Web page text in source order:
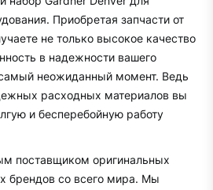
Приобретая запчасти от
не только высокое качество
в надежности вашего
неожиданный момент. Ведь
расходных материалов вы
и бесперебойную работу
поставщиком оригинальных
брендов со всего мира. Мы